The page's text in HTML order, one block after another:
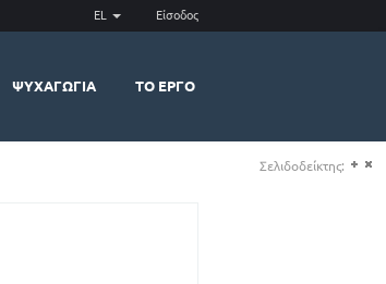
EL Είσοδος
ΨΥΧΑΓΩΓΊΑ ΤΟ ΈΡΓΟ
Σελιδοδείκτης: